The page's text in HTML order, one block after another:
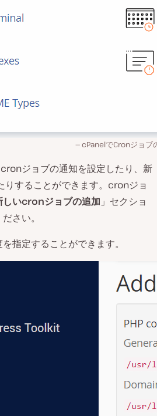
cPanelでCronジョブ
ジョブの通知を設定したり、新
することができます。cronジョ
しいcronジョブの追加 」セクショ
さい。
指定することができます。